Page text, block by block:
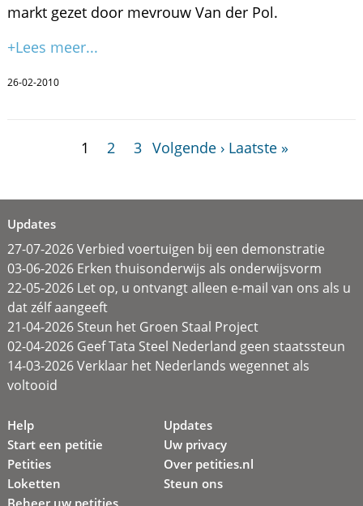
markt gezet door mevrouw Van der Pol.
+Lees meer...
26-02-2010
1 2 3 Volgende › Laatste »
Updates
27-07-2026 Verbied voertuigen bij een demonstratie
03-06-2026 Erken thuisonderwijs als onderwijsvorm
22-05-2026 Let op, u ontvangt alleen e-mail van ons als u
dat zélf aangeeft
21-04-2026 Steun het Groen Staal Project
02-04-2026 Geef Tata Steel Nederland geen staatssteun
14-03-2026 Verklaar het Nederlands wegennet als
voltooid
Help
Start een petitie
Petities
Loketten
Beheer uw petities
Updates
Uw privacy
Over petities.nl
Steun ons